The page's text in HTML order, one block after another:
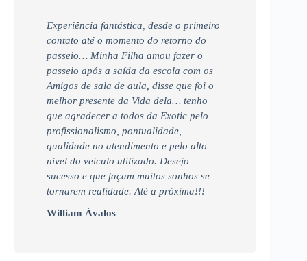
Experiência fantástica, desde o primeiro
contato até o momento do retorno do
passeio… Minha Filha amou fazer o
passeio após a saída da escola com os
Amigos de sala de aula, disse que foi o
melhor presente da Vida dela… tenho
que agradecer a todos da Exotic pelo
profissionalismo, pontualidade,
qualidade no atendimento e pelo alto
nível do veículo utilizado. Desejo
sucesso e que façam muitos sonhos se
tornarem realidade. Até a próxima!!!
William Ávalos